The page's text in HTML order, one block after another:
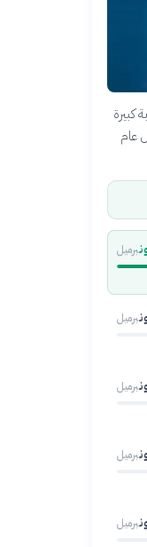
كبيرة
عام
برميل
برميل
برميل
برميل
برميل